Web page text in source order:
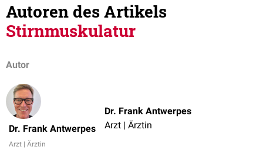
Autoren des Artikels
Stirnmuskulatur
Autor
Dr. Frank Antwerpes
Arzt | Ärztin
Dr. Frank Antwerpes
Arzt | Ärztin